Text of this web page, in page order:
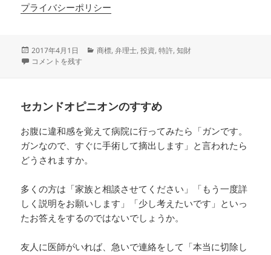
プライバシーポリシー
投
稿
2017年4月1日
カ
商標,弁理士,投資,特許,知財
六本木通りオフィスアワー に
コメントを残す
セカンドオピニオンのすすめ
お腹に違和感を覚えて病院に行ってみたら「ガンです。
ガンなので、すぐに手術して摘出します」と言われたら
どうされますか。
多くの方は「家族と相談させてください」「もう一度詳
しく説明をお願いします」「少し考えたいです」といっ
たお答えをするのではないでしょうか。
友人に医師がいれば、急いで連絡をして「本当に切除し